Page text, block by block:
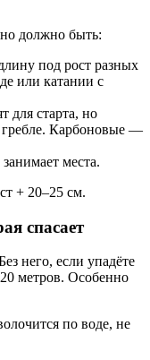
должно быть:
под рост разных
или катании с
для старта, но
гребле. Карбоновые —
места.
+ 20–25 см.
спасает
него, если упадёте
метров. Особенно
по воде, не